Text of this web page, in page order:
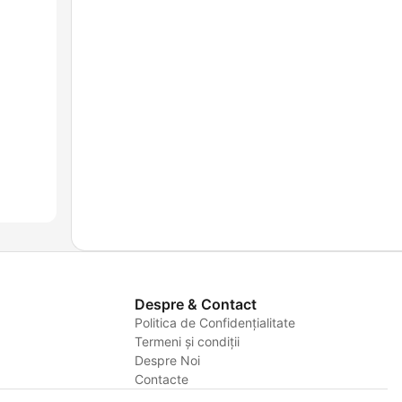
Despre & Contact
Politica de Confidențialitate
Termeni și condiții
Despre Noi
Contacte